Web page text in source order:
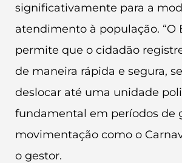
significativamente para a
atendimento à população. “O
permite que o cidadão
de maneira rápida e segura,
deslocar até uma unidade
fundamental em períodos de
movimentação como o
o gestor.